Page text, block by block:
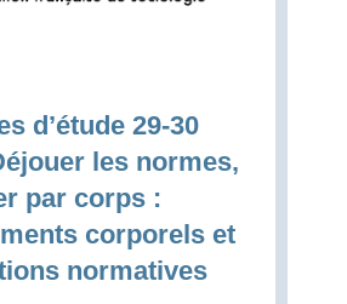
d’étude 29-30
les normes,
par corps :
corporels et
normatives